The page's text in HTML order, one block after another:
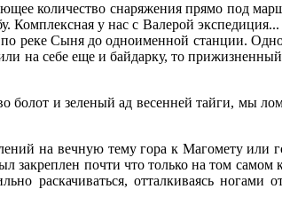
количество снаряжения прямо под
у нас с Валерой
реке Сыня до одноименной станции.
на себе еще и байдарку, то
и зеленый ад весенней тайги, мы
на вечную тему гора к Магомету или
почти что только на том самом
раскачиваться, отталкиваясь ногами